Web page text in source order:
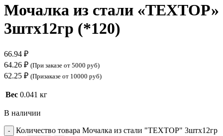
Мочалка из стали «ТЕХТОР»
3штх12гр (*120)
66.94 ₽
64.26 ₽ (При заказе от 5000 руб)
62.25 ₽ (Призаказе от 10000 руб)
Вес 0.041 кг
В наличии
Количество товара Мочалка из стали "ТЕХТОР" 3штх12гр